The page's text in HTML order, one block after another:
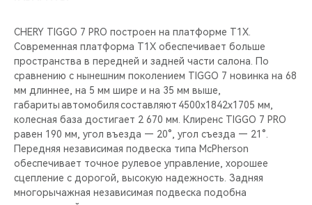
CHERY TIGGO 7 PRO построен на платформе T1X.
Современная платформа T1X обеспечивает больше
пространства в передней и задней части салона. По
сравнению с нынешним поколением TIGGO 7 новинка на 68
мм длиннее, на 5 мм шире и на 35 мм выше,
габариты автомобиля составляют 4500х1842х1705 мм,
колесная база достигает 2 670 мм. Клиренс TIGGO 7 PRO
равен 190 мм, угол въезда — 20°, угол съезда — 21°.
Передняя независимая подвеска типа McPherson
обеспечивает точное рулевое управление, хорошее
сцепление с дорогой, высокую надежность. Задняя
многорычажная независимая подвеска подобна